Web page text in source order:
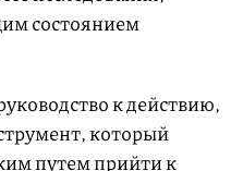
состоянием
к действию,
который
путем прийти к